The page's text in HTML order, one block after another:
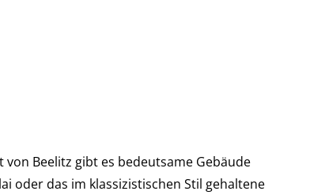
Beelitz gibt es bedeutsame Gebäude
oder das im klassizistischen Stil gehaltene